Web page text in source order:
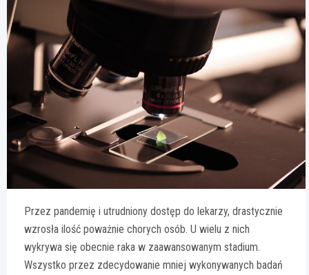
Przez pandemię i utrudniony dostęp do lekarzy, drastycznie
wzrosła ilość poważnie chorych osób. U wielu z nich
wykrywa się obecnie raka w zaawansowanym stadium.
Wszystko przez zdecydowanie mniej wykonywanych badań